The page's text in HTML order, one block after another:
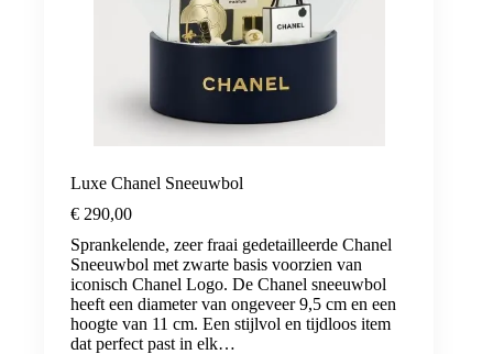
Luxe Chanel Sneeuwbol
€ 290,00
Sprankelende, zeer fraai gedetailleerde Chanel
Sneeuwbol met zwarte basis voorzien van
iconisch Chanel Logo. De Chanel sneeuwbol
heeft een diameter van ongeveer 9,5 cm en een
hoogte van 11 cm. Een stijlvol en tijdloos item
dat perfect past in elk…